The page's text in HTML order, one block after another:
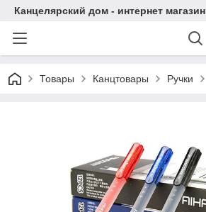
Канцелярский дом - интернет магазин
Товары Канцтовары Ручки